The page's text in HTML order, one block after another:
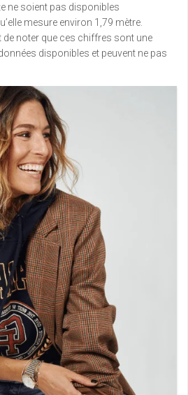
ne soient pas disponibles
mesure environ 1,79 mètre.
de noter que ces chiffres sont une
disponibles et peuvent ne pas